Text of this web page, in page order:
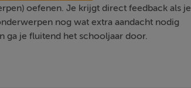
oefenen. Je krijgt direct feedback als je
nog wat extra aandacht nodig
ga je fluitend het schooljaar door.